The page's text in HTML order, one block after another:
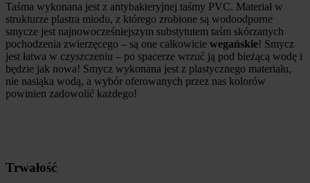
Taśma wykonana jest z antybakteryjnej taśmy PVC. Materiał w
strukturze plastra miodu, z którego zrobione są wodoodporne
smycze jest najnowocześniejszym substytutem taśm skórzanych
pochodzenia zwierzęcego – są one całkowicie wegańskie! Smycz
jest łatwa w czyszczeniu – po spacerze wrzuć ją pod bieżącą wodę i
będzie jak nowa! Smycz wykonana jest z plastycznego materiału,
nie nasiąka wodą, a wybór oferowanych przez nas kolorów
powinien zadowolić każdego!
Trwałość